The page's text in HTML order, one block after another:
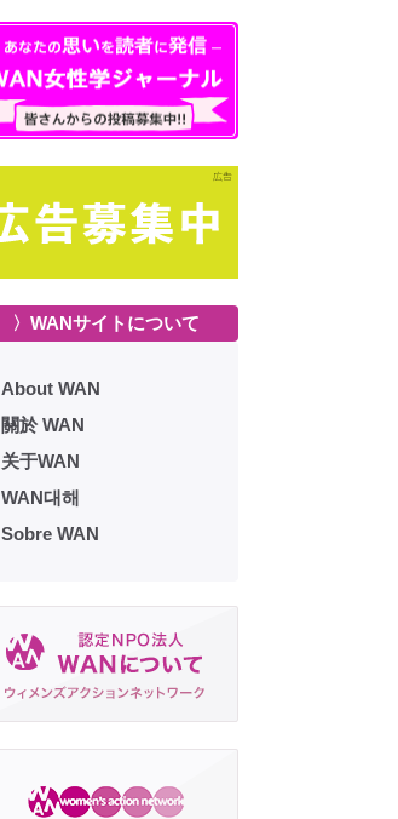
〉WANサイトについて
About WAN
關於 WAN
关于WAN
WAN대해
Sobre WAN